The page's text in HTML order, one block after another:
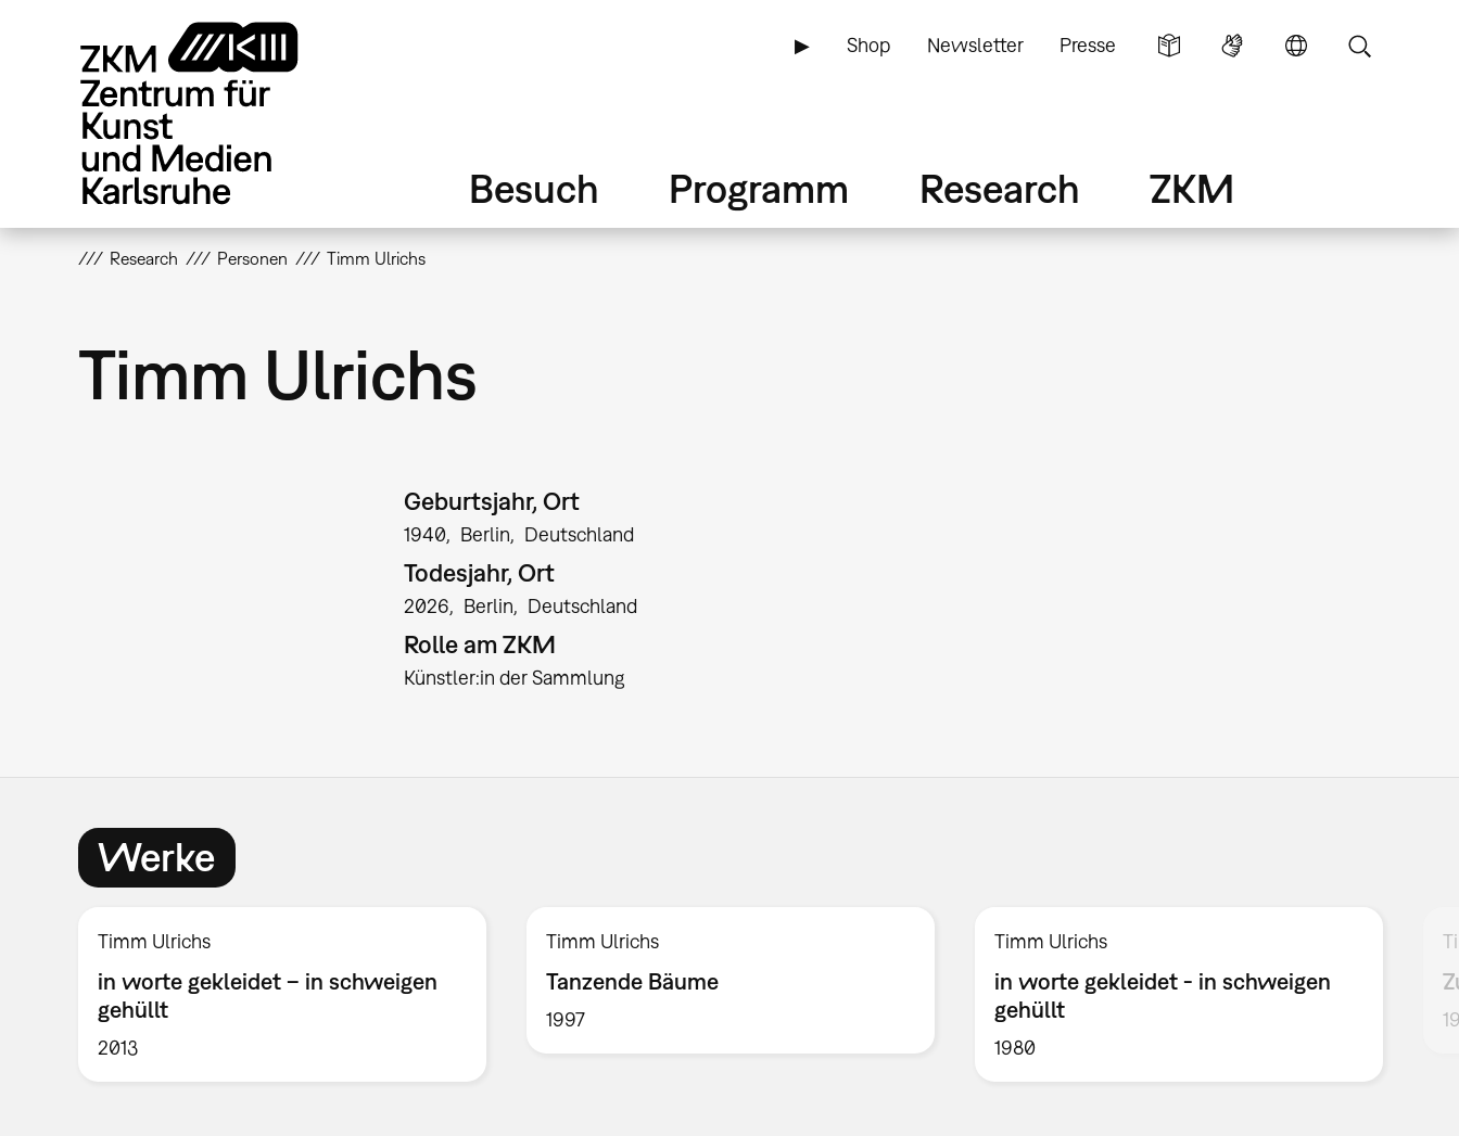
▶ Shop Newsletter Presse
Besuch Programm Research ZKM
Research Personen Timm Ulrichs
Timm Ulrichs
Geburtsjahr, Ort
1940 Berlin Deutschland
Todesjahr, Ort
2026 Berlin Deutschland
Rolle am ZKM
Künstler:in der Sammlung
Werke
Timm Ulrichs
in worte gekleidet – in schweigen
gehüllt
2013
Timm Ulrichs
Tanzende Bäume
1997
Timm Ulrichs
in worte gekleidet - in schweigen
gehüllt
1980